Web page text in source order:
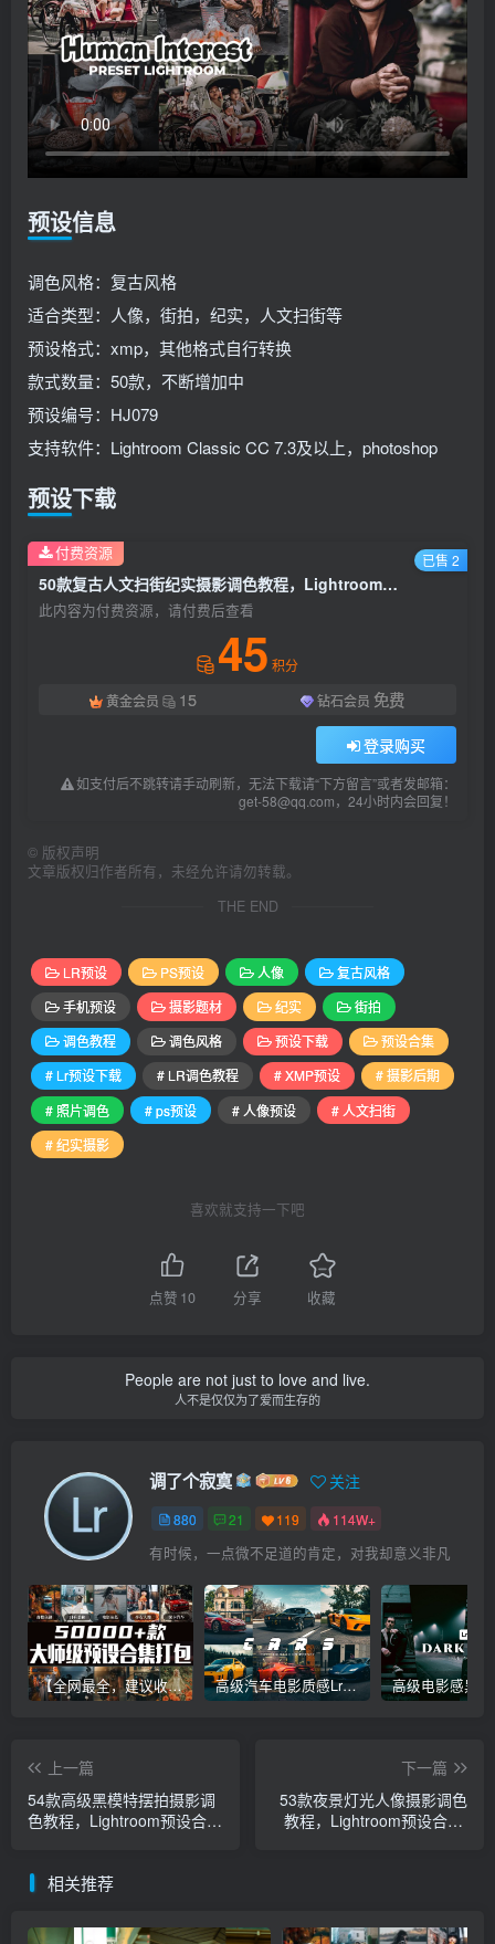
预设信息
调色风格：复古风格
适合类型：人像，街拍，纪实，人文扫街等
预设格式：xmp，其他格式自行转换
款式数量：50款，不断增加中
预设编号：HJ079
支持软件：Lightroom Classic CC 7.3及以上，photoshop
预设下载
50款复古人文扫街纪实摄影调色教程，Lightroom预设合集/手机滤镜下载！
此内容为付费资源，请付费后查看
45 积分
黄金会员
15 钻石会员 免费
登录购买
如支付后不跳转请手动刷新，无法下载请“下方留言”或者发邮箱：
get-58@qq.com，24小时内会回复！
付费资源 已售 2
© 版权声明
文章版权归作者所有，未经允许请勿转载。
THE END
LR预设 PS预设 人像
复古风格
手机预设
摄影题材 纪实
街拍
调色教程
调色风格 预设下载
预设合集
# Lr预设下载
# LR调色教程 # XMP预设
# 摄影后期
# 照片调色
# ps预设 # 人像预设
# 人文扫街
# 纪实摄影
喜欢就支持一下吧
点赞 10 分享 收藏
People are not just to love and live.
人不是仅仅为了爱而生存的
调了个寂寞 关注
880 21 119 114W+
有时候，一点微不足道的肯定，对我却意义非凡
【全网最全，建议收藏】5万多款Lr顶级调色预设合集，精心整理，分类清晰，摄影师调色师必备素材，够用一辈子！ 高级汽车电影质感Lr调色教程，手机滤镜PS+Lightroom预设下载！
上一篇
54款高级黑模特摆拍摄影调
色教程，Lightroom预设合
下一篇
53款夜景灯光人像摄影调色
教程，Lightroom预设合集/
相关推荐